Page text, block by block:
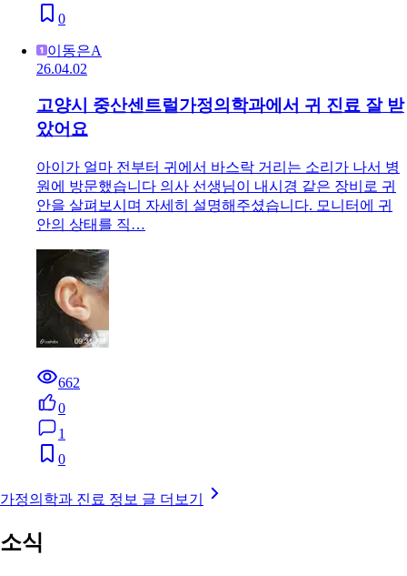
0
이동은A
26.04.02
고양시 중산센트럴가정의학과에서 귀 진료 잘 받
았어요
아이가 얼마 전부터 귀에서 바스락 거리는 소리가 나서 병
원에 방문했습니다 의사 선생님이 내시경 같은 장비로 귀
안을 살펴보시며 자세히 설명해주셨습니다. 모니터에 귀
안의 상태를 직…
662
0
1
0
가정의학과 진료 정보 글 더보기
소식